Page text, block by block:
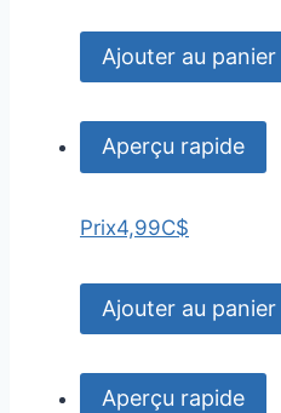
Ajouter au panier
Aperçu rapide
Prix4,99C$
Ajouter au panier
Aperçu rapide